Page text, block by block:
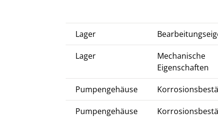
Lager
Lager
Mechanische
Eigenschaften
Pumpengehäuse
Pumpengehäuse